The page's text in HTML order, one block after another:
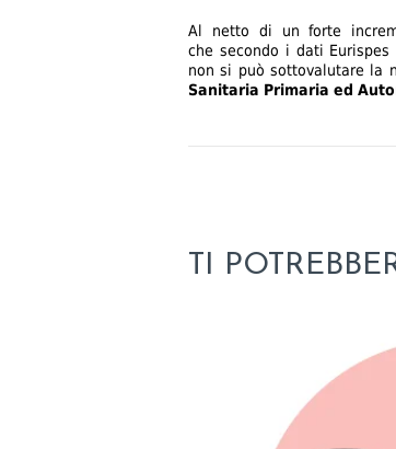
Al netto di un forte
che secondo i dati
non si può sottovalutare la
Sanitaria Primaria ed
TI